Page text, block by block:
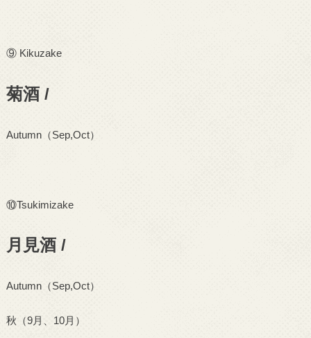
⑨Kikuzake
菊酒 /
Autumn（Sep,Oct）
⑩Tsukimizake
月見酒 /
Autumn（Sep,Oct）
秋（9月、 10月）